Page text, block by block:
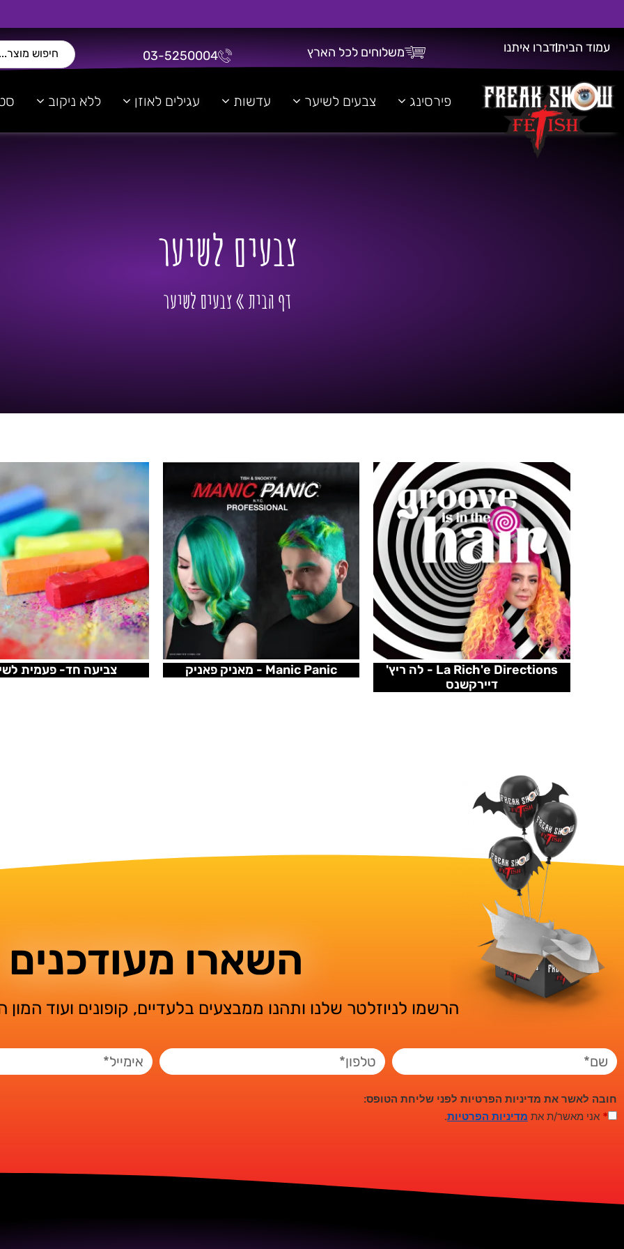
משלוח חינם על כל רכישה מעל 300 ש"ח!
עמוד הביתדברו איתנו משלוחים לכל הארץ 03-5250004
פירסינג צבעים לשיער עדשות עגילים לאוזן ללא ניקוב
צבעים לשיער
דף הבית»צבעים לשיער
La Rich'e Directions - לה ריץ'
דיירקשנס
Manic Panic - מאניק פאניק צביעה חד- פעמית
השארו מעודכנים
הרשמו לניוזלטר שלנו ותהנו ממבצעים בלעדיים, קופונים ועוד
חובה לאשר את מדיניות הפרטיות לפני שליחת הטופס:
* אני מאשר/ת את מדיניות הפרטיות.